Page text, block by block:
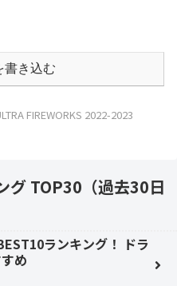
書き込む
FIREWORKS 2022-2023
グ TOP30（過去30日
ランキング！ ドラ
め